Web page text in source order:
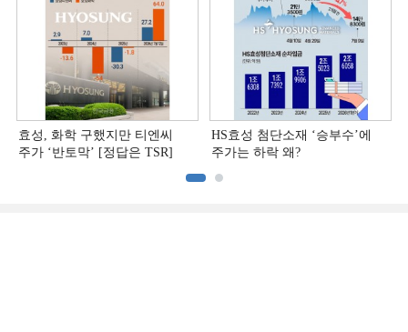
효성, 화학 구했지만 티엔씨
주가 ‘반토막’ [정답은 TSR]
HS효성 첨단소재 ‘승부수’에
주가는 하락 왜?